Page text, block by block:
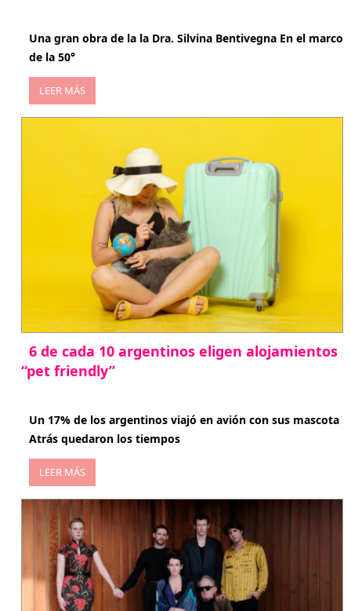
Una gran obra de la la Dra. Silvina Bentivegna En el marco
de la 50°
LEER MÁS
6 de cada 10 argentinos eligen alojamientos
“pet friendly”
Un 17% de los argentinos viajó en avión con sus mascota
Atrás quedaron los tiempos
LEER MÁS